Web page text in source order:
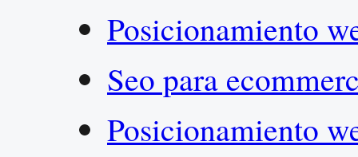
Posicionamiento
Seo para
Posicionamiento